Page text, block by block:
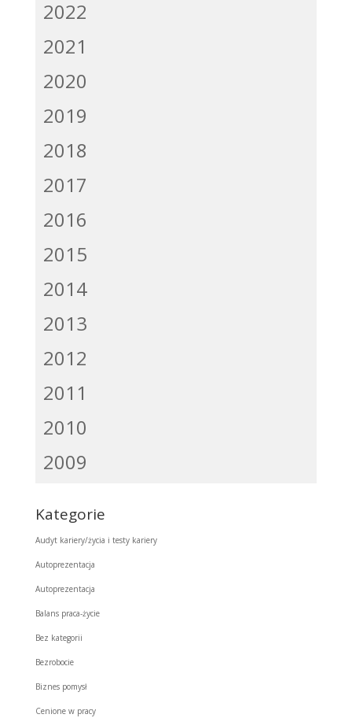
2022
2021
2020
2019
2018
2017
2016
2015
2014
2013
2012
2011
2010
2009
Kategorie
Audyt kariery/życia i testy kariery
Autoprezentacja
Autoprezentacja
Balans praca-życie
Bez kategorii
Bezrobocie
Biznes pomysł
Cenione w pracy